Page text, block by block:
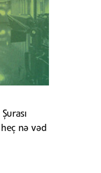
heç nə vəd